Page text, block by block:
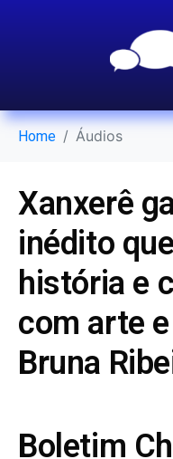
Home Áudios
Xanxerê
inédito
história e
com arte
Bruna
Boletim